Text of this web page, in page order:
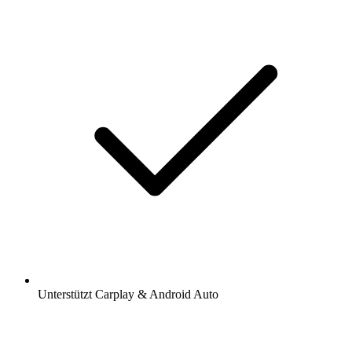
Unterstützt Carplay & Android Auto